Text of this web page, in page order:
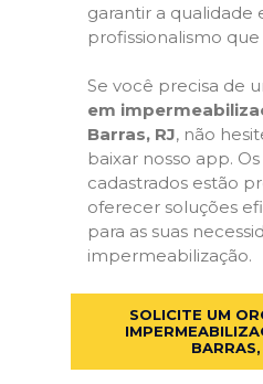
garantir a qualidade
profissionalismo
Se você precisa de
em
Barras, RJ, não
baixar nosso app.
cadastrados estão
oferecer soluções
para as suas
impermeabilização.
SOLICITE UM
BARRAS,